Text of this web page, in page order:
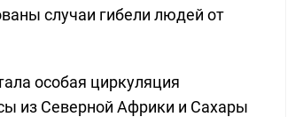
случаи гибели людей от
особая циркуляция
из Северной Африки и Сахары